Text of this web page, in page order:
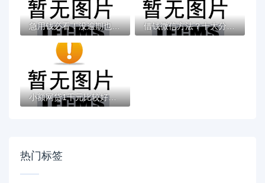
急用钱必看！没逾期也能下款的良心平台盘点 借钱微信方法？十大分期有额度的网贷口子推...
小额网贷1千元比较好下款的网贷平台，不看征...
热门标签